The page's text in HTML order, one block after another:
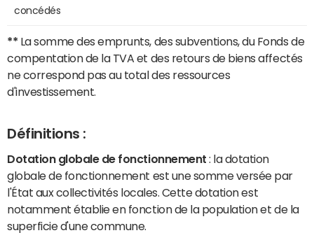
concédés
** La somme des emprunts, des subventions, du Fonds de
compentation de la TVA et des retours de biens affectés
ne correspond pas au total des ressources
d'investissement.
Définitions :
Dotation globale de fonctionnement : la dotation
globale de fonctionnement est une somme versée par
l'État aux collectivités locales. Cette dotation est
notamment établie en fonction de la population et de la
superficie d'une commune.